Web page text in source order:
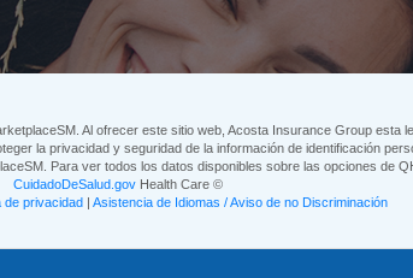
Al ofrecer este sitio web, Acosta Insurance Group esta
la privacidad y seguridad de la información de identificación
Para ver todos los datos disponibles sobre las opciones de
CuidadoDeSalud.govHealth Care ©
de privacidad| Asistencia de Idiomas / Aviso de no Discriminación